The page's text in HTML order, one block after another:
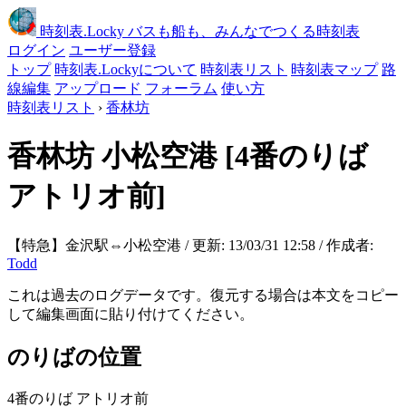
時刻表.Locky バスも船も、みんなでつくる時刻表
ログイン ユーザー登録
トップ 時刻表.Lockyについて 時刻表リスト 時刻表マップ 路
線編集 アップロード フォーラム 使い方
時刻表リスト › 香林坊
香林坊小松空港 [4番のりば
アトリオ前]
【特急】金沢駅⇔小松空港 / 更新: 13/03/31 12:58 / 作成者:
Todd
これは過去のログデータです。復元する場合は本文をコピー
して編集画面に貼り付けてください。
のりばの位置
4番のりば アトリオ前